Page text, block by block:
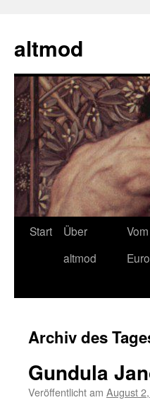
springen
altmod
Start
Über
altmod
Archiv des
Gundula
Veröffentlicht am August